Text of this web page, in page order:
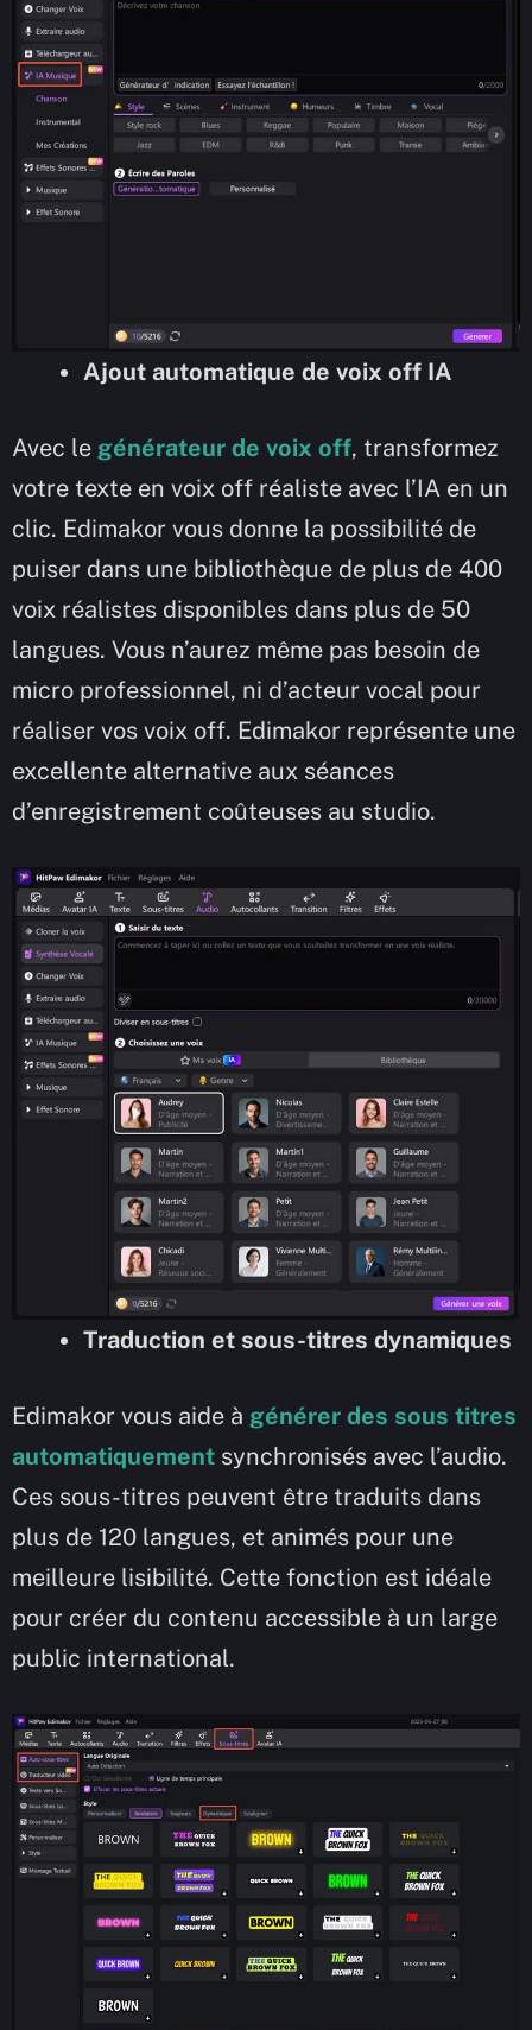
Ajout automatique de voix off IA
Avec le générateur de voix off, transformez
votre texte en voix off réaliste avec l’IA en un
clic. Edimakor vous donne la possibilité de
puiser dans une bibliothèque de plus de 400
voix réalistes disponibles dans plus de 50
langues. Vous n’aurez même pas besoin de
micro professionnel, ni d’acteur vocal pour
réaliser vos voix off. Edimakor représente une
excellente alternative aux séances
d’enregistrement coûteuses au studio.
Traduction et sous-titres dynamiques
Edimakor vous aide à générer des sous titres
automatiquement synchronisés avec l’audio.
Ces sous-titres peuvent être traduits dans
plus de 120 langues, et animés pour une
meilleure lisibilité. Cette fonction est idéale
pour créer du contenu accessible à un large
public international.